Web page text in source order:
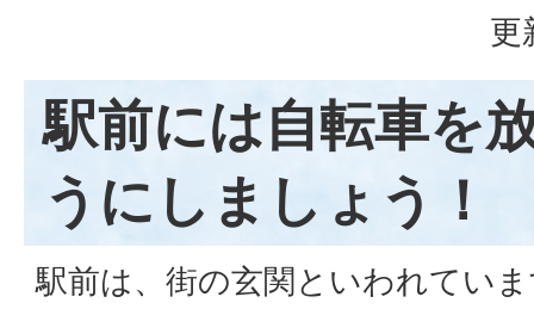
更
駅前には自転車を
うにしましょう！
駅前は、街の玄関といわれてい